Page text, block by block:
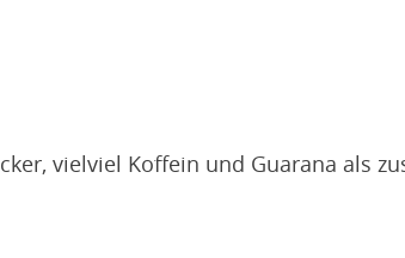
vielviel Koffein und Guarana als